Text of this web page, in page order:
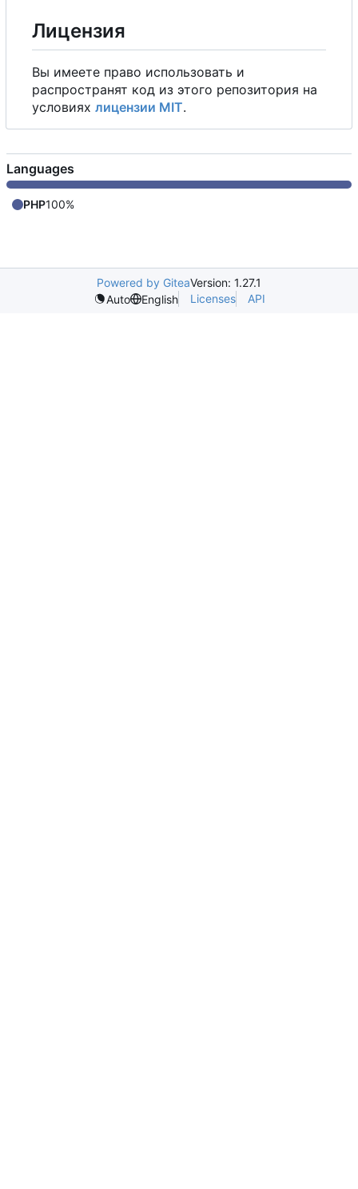
Лицензия
Вы имеете право использовать и
распространят код из этого репозитория на
условиях лицензии MIT.
Languages
PHP100%
Powered by GiteaVersion: 1.27.1
Auto
English Licenses API